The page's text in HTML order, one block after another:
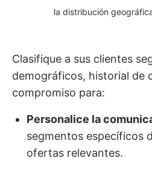
la distribución
Clasifique a sus clientes
demográficos, historial de
compromiso para:
Personalice la
segmentos específicos
ofertas relevantes.